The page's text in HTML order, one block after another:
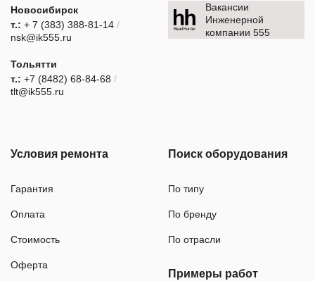
Новосибирск
т.: + 7 (383) 388-81-14 /
nsk@ik555.ru
Тольятти
т.: +7 (8482) 68-84-68 /
tlt@ik555.ru
Вакансии
Инженерной
компании 555
Условия ремонта
Гарантия
Оплата
Стоимость
Оферта
Поиск оборудования
По типу
По бренду
По отрасли
Примеры работ